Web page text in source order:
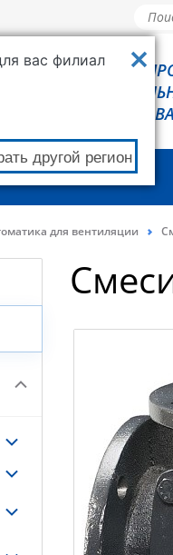
вас филиал
другой регион
РОВЕН -
ПРОДУКЦИЯ
для вентиляции